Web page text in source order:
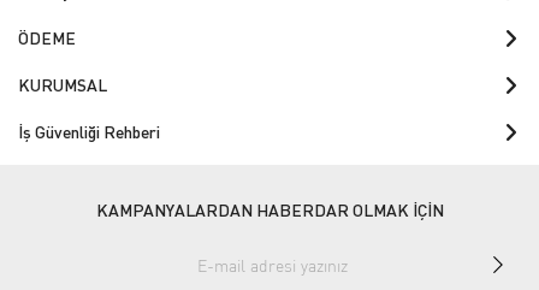
ÖDEME
KURUMSAL
İş Güvenliği Rehberi
KAMPANYALARDAN HABERDAR OLMAK İÇİN